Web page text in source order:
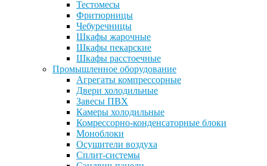
Тестомесы
Фритюрницы
Чебуречницы
Шкафы жарочные
Шкафы пекарские
Шкафы расстоечные
Промышленное оборудование
Агрегаты компрессорные
Двери холодильные
Завесы ПВХ
Камеры холодильные
Комрессорно-конденсаторные блоки
Моноблоки
Осушители воздуха
Сплит-системы